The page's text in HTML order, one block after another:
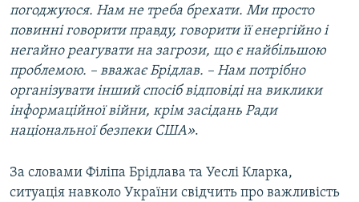
погоджуюся. Нам не треба брехати. Ми просто
повинні говорити правду, говорити її енергійно і
негайно реагувати на загрози, що є найбільшою
проблемою. – вважає Брідлав. – Нам потрібно
організувати інший спосіб відповіді на виклики
інформаційної війни, крім засідань Ради
національної безпеки США».
За словами Філіпа Брідлава та Уеслі Кларка,
ситуація навколо України свідчить про важливість